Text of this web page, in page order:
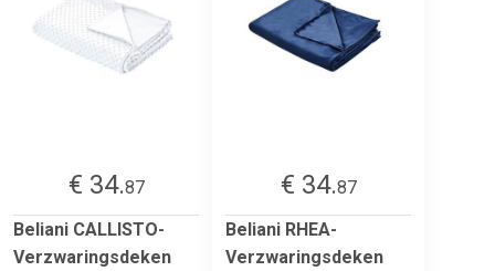
€ 34.87
Beliani CALLISTO-
Verzwaringsdeken
€ 34.87
Beliani RHEA-
Verzwaringsdeken